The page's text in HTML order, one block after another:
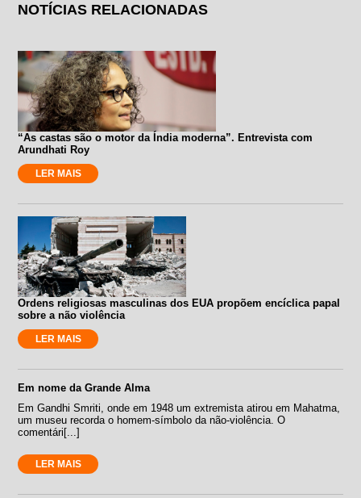
NOTÍCIAS RELACIONADAS
“As castas são o motor da Índia moderna”. Entrevista com
Arundhati Roy
LER MAIS
Ordens religiosas masculinas dos EUA propõem encíclica papal
sobre a não violência
LER MAIS
Em nome da Grande Alma
Em Gandhi Smriti, onde em 1948 um extremista atirou em Mahatma,
um museu recorda o homem-símbolo da não-violência. O
comentári[...]
LER MAIS